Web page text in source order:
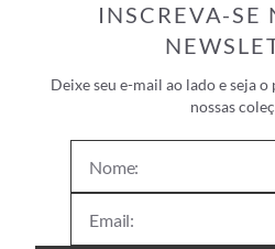
INSCREVA-SE
Deixe seu e-mail ao lado e seja
nossas